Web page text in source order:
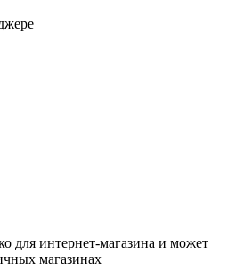
для интернет-магазина и может
магазинах